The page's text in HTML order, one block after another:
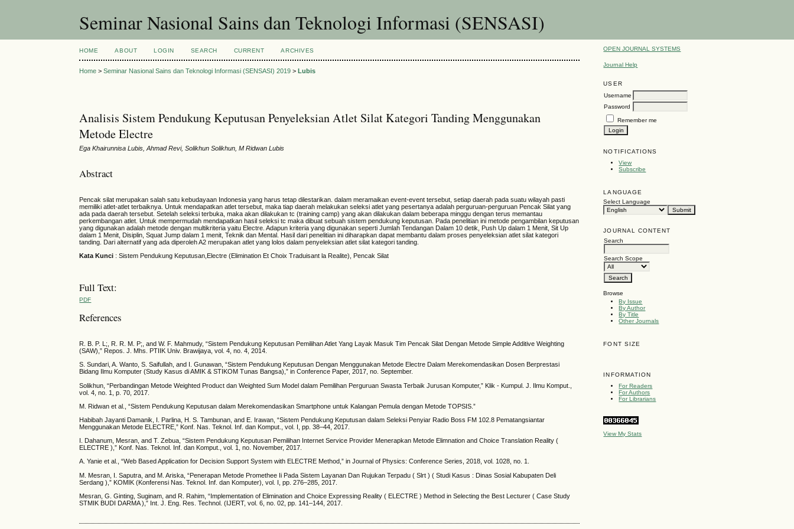
Seminar Nasional Sains dan Teknologi Informasi (SENSASI)
OPEN JOURNAL SYSTEMS
Journal Help
USER
Username
Password
Remember me
NOTIFICATIONS
View
Subscribe
LANGUAGE
Select Language
JOURNAL CONTENT
Search
Search Scope
Browse
By Issue
By Author
By Title
Other Journals
FONT SIZE
INFORMATION
For Readers
For Authors
For Librarians
View My Stats
HOME ABOUT LOGIN SEARCH CURRENT ARCHIVES
Home >Seminar Nasional Sains dan Teknologi Informasi (SENSASI) 2019 >Lubis
Analisis Sistem Pendukung Keputusan Penyeleksian Atlet Silat Kategori Tanding Menggunakan
Metode Electre
Ega Khairunnisa Lubis, Ahmad Revi, Solikhun Solikhun, M Ridwan Lubis
Abstract
Pencak silat merupakan salah satu kebudayaan Indonesia yang harus tetap dilestarikan. dalam meramaikan event-event tersebut, setiap daerah pada suatu wilayah pasti
memiliki atlet-atlet terbaiknya. Untuk mendapatkan atlet tersebut, maka tiap daerah melakukan seleksi atlet yang pesertanya adalah perguruan-perguruan Pencak Silat yang
ada pada daerah tersebut. Setelah seleksi terbuka, maka akan dilakukan tc (training camp) yang akan dilakukan dalam beberapa minggu dengan terus memantau
perkembangan atlet. Untuk mempermudah mendapatkan hasil seleksi tc maka dibuat sebuah sistem pendukung keputusan. Pada penelitian ini metode pengambilan keputusan
yang digunakan adalah metode dengan multikriteria yaitu Electre. Adapun kriteria yang digunakan seperti Jumlah Tendangan Dalam 10 detik, Push Up dalam 1 Menit, Sit Up
dalam 1 Menit, Disiplin, Squat Jump dalam 1 menit, Teknik dan Mental. Hasil dari penelitian ini diharapkan dapat membantu dalam proses penyeleksian atlet silat kategori
tanding. Dari alternatif yang ada diperoleh A2 merupakan atlet yang lolos dalam penyeleksian atlet silat kategori tanding.
Kata Kunci : Sistem Pendukung Keputusan,Electre (Elimination Et Choix Traduisant la Realite), Pencak Silat
Full Text:
PDF
References
R. B. P. L;, R. R. M. P;, and W. F. Mahmudy, “Sistem Pendukung Keputusan Pemilihan Atlet Yang Layak Masuk Tim Pencak Silat Dengan Metode Simple Additive Weighting
(SAW),” Repos. J. Mhs. PTIIK Univ. Brawijaya, vol. 4, no. 4, 2014.
S. Sundari, A. Wanto, S. Saifullah, and I. Gunawan, “Sistem Pendukung Keputusan Dengan Menggunakan Metode Electre Dalam Merekomendasikan Dosen Berprestasi
Bidang Ilmu Komputer (Study Kasus di AMIK & STIKOM Tunas Bangsa),” in Conference Paper, 2017, no. September.
Solikhun, “Perbandingan Metode Weighted Product dan Weighted Sum Model dalam Pemilihan Perguruan Swasta Terbaik Jurusan Komputer,” Klik - Kumpul. J. Ilmu Komput.,
vol. 4, no. 1, p. 70, 2017.
M. Ridwan et al., “Sistem Pendukung Keputusan dalam Merekomendasikan Smartphone untuk Kalangan Pemula dengan Metode TOPSIS.”
Habibah Jayanti Damanik, I. Parlina, H. S. Tambunan, and E. Irawan, “Sistem Pendukung Keputusan dalam Seleksi Penyiar Radio Boss FM 102.8 Pematangsiantar
Menggunakan Metode ELECTRE,” Konf. Nas. Teknol. Inf. dan Komput., vol. I, pp. 38–44, 2017.
I. Dahanum, Mesran, and T. Zebua, “Sistem Pendukung Keputusan Pemilihan Internet Service Provider Menerapkan Metode Elimnation and Choice Translation Reality (
ELECTRE ),” Konf. Nas. Teknol. Inf. dan Komput., vol. 1, no. November, 2017.
A. Yanie et al., “Web Based Application for Decision Support System with ELECTRE Method,” in Journal of Physics: Conference Series, 2018, vol. 1028, no. 1.
M. Mesran, I. Saputra, and M. Ariska, “Penerapan Metode Promethee Ii Pada Sistem Layanan Dan Rujukan Terpadu ( Slrt ) ( Studi Kasus : Dinas Sosial Kabupaten Deli
Serdang ),” KOMIK (Konferensi Nas. Teknol. Inf. dan Komputer), vol. I, pp. 276–285, 2017.
Mesran, G. Ginting, Suginam, and R. Rahim, “Implementation of Elimination and Choice Expressing Reality ( ELECTRE ) Method in Selecting the Best Lecturer ( Case Study
STMIK BUDI DARMA ),” Int. J. Eng. Res. Technol. (IJERT, vol. 6, no. 02, pp. 141–144, 2017.